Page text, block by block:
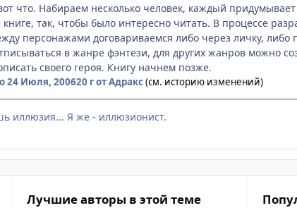
что. Набираем несколько человек, каждый
книге, так, чтобы было интересно читать. В процессе
персонажами договариваемся либо через личку, либо
в жанре фэнтези, для других жанров можно
своего героя. Книгу начнем позже.
24 Июля, 200620 гот Адракс(см. историю изменений)
иллюзия... Я же - иллюзионист.
Лучшие авторы в этой теме